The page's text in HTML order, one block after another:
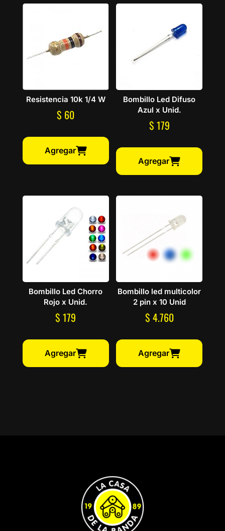
Resistencia 10k 1/4 W
$ 60
Agregar
Bombillo Led Difuso
Azul x Unid.
$ 179
Agregar
Bombillo Led Chorro
Rojo x Unid.
$ 179
Agregar
Bombillo led multicolor
2 pin x 10 Unid
$ 4.760
Agregar